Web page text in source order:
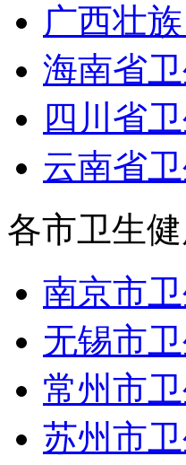
广西壮
海南省
四川省
云南省
各市卫生
南京市
无锡市
常州市
苏州市